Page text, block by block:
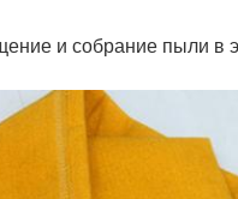
и собрание пыли в